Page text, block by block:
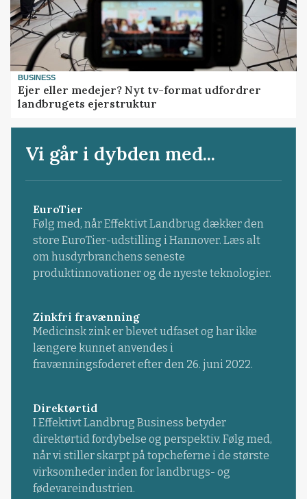
BUSINESS
Ejer eller medejer? Nyt tv-format udfordrer
landbrugets ejerstruktur
Vi går i dybden med...
EuroTier
Følg med, når Effektivt Landbrug dækker den
store EuroTier-udstilling i Hannover. Læs alt
om husdyrbranchens seneste
produktinnovationer og de nyeste teknologier.
Zinkfri fravænning
Medicinsk zink er blevet udfaset og har ikke
længere kunnet anvendes i
fravænningsfoderet efter den 26. juni 2022.
Direktørtid
I Effektivt Landbrug Business betyder
direktørtid fordybelse og perspektiv. Følg med,
når vi stiller skarpt på topcheferne i de største
virksomheder inden for landbrugs- og
fødevareindustrien.